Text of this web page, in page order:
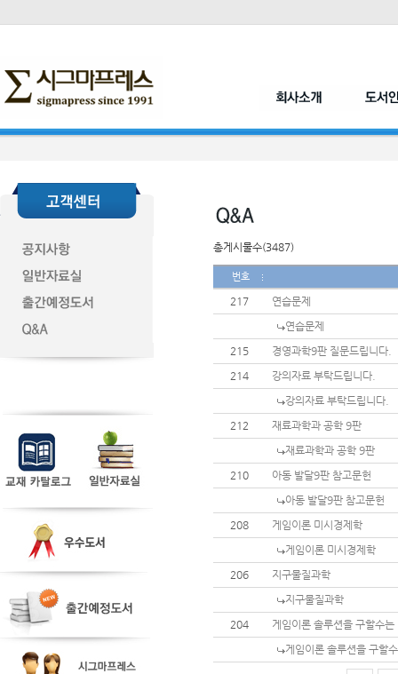
총게시물수(3487)
번호
217
연습문제
연습문제
215
경영과학9판 질문드립니다.
214
강의자료 부탁드립니다.
강의자료 부탁드립니다.
212
재료과학과 공학 9판
재료과학과 공학 9판
210
아동 발달9판 참고문헌
아동 발달9판 참고문헌
208
게임이론 미시경제학
게임이론 미시경제학
206
지구물질과학
지구물질과학
204
게임이론 솔루션을 구할수
게임이론 솔루션을 구할